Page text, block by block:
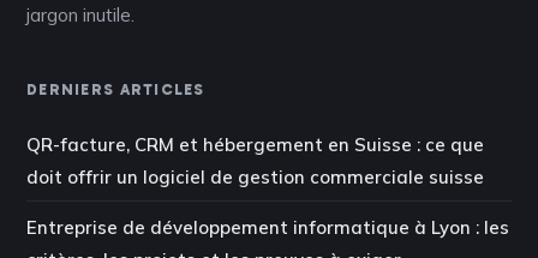
jargon inutile.
DERNIERS ARTICLES
QR-facture, CRM et hébergement en Suisse : ce que
doit offrir un logiciel de gestion commerciale suisse
Entreprise de développement informatique à Lyon : les